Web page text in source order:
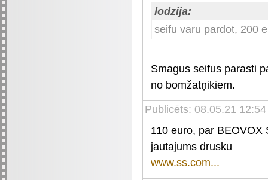
lodzija:
seifu varu pardot, 200
Smagus seifus parasti
no bomžatņikiem.
Publicēts: 08.05.21 12:54
110 euro, par
jautajums drusku
www.ss.com...